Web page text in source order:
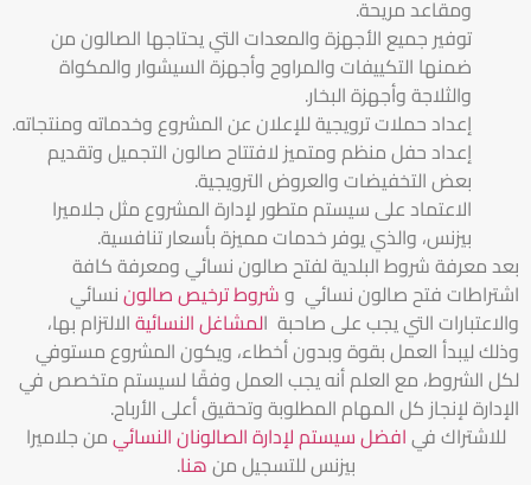
ومقاعد مريحة.
توفير جميع الأجهزة والمعدات التي يحتاجها الصالون من
ضمنها التكييفات والمراوح وأجهزة السيشوار والمكواة
والثلاجة وأجهزة البخار.
إعداد حملات ترويجية للإعلان عن المشروع وخدماته ومنتجاته.
إعداد حفل منظم ومتميز لافتتاح صالون التجميل وتقديم
بعض التخفيضات والعروض الترويجية.
الاعتماد على سيستم متطور لإدارة المشروع مثل جلاميرا
بيزنس، والذي يوفر خدمات مميزة بأسعار تنافسية.
بعد معرفة شروط البلدية لفتح صالون نسائي ومعرفة كافة
اشتراطات فتح صالون نسائي وشروط ترخيص صالوننسائي
والاعتبارات التي يجب على صاحبة المشاغل النسائيةالالتزام بها،
وذلك ليبدأ العمل بقوة وبدون أخطاء، ويكون المشروع مستوفي
لكل الشروط، مع العلم أنه يجب العمل وفقًا لسيستم متخصص في
الإدارة لإنجاز كل المهام المطلوبة وتحقيق أعلى الأرباح.
للاشتراك فيافضل سيستم لإدارة الصالونان النسائيمن جلاميرا
بيزنس للتسجيل منهنا.